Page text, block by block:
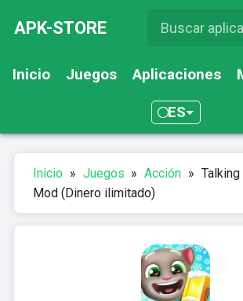
APK-STORE
Inicio Juegos Aplicaciones
ES
Inicio » Juegos » Acción » Talking
Mod (Dinero ilimitado)